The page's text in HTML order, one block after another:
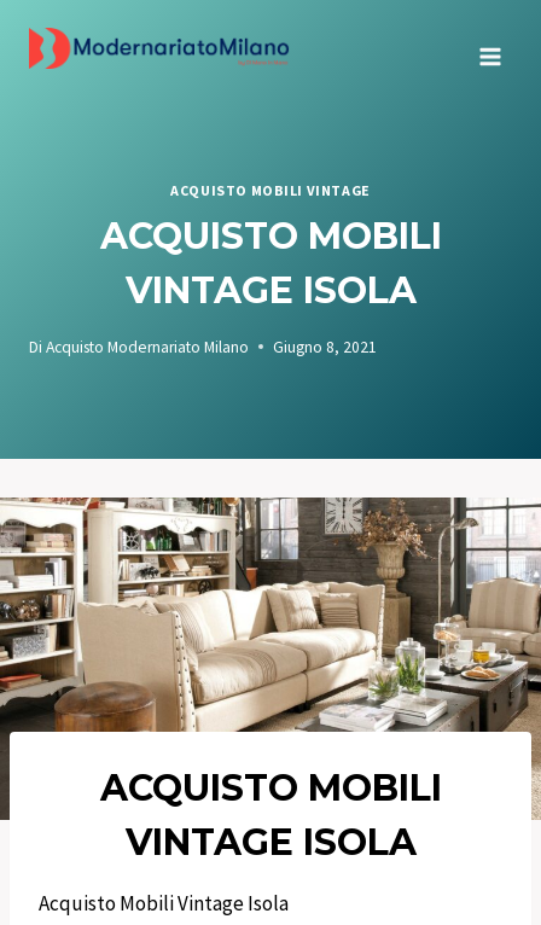
ACQUISTO MOBILI VINTAGE
ACQUISTO MOBILI
VINTAGE ISOLA
Di Acquisto Modernariato Milano Giugno 8, 2021
ACQUISTO MOBILI
VINTAGE ISOLA
Acquisto Mobili Vintage Isola